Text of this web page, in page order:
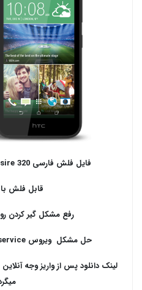
فایل فلش فارسی HTC Desire 320 با آندروید ۴٫۴٫۲
قابل فلش
رفع مشکل گیر کردن
حل مشکل ویروس time service و monkey test
لینک دانلود پس از واریز وجه